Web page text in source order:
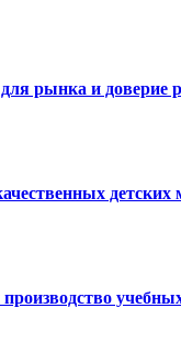
рынка и доверие
детских
производство